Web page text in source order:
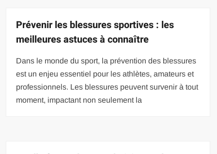
Prévenir les blessures sportives : les
meilleures astuces à connaître
Dans le monde du sport, la prévention des blessures
est un enjeu essentiel pour les athlètes, amateurs et
professionnels. Les blessures peuvent survenir à tout
moment, impactant non seulement la